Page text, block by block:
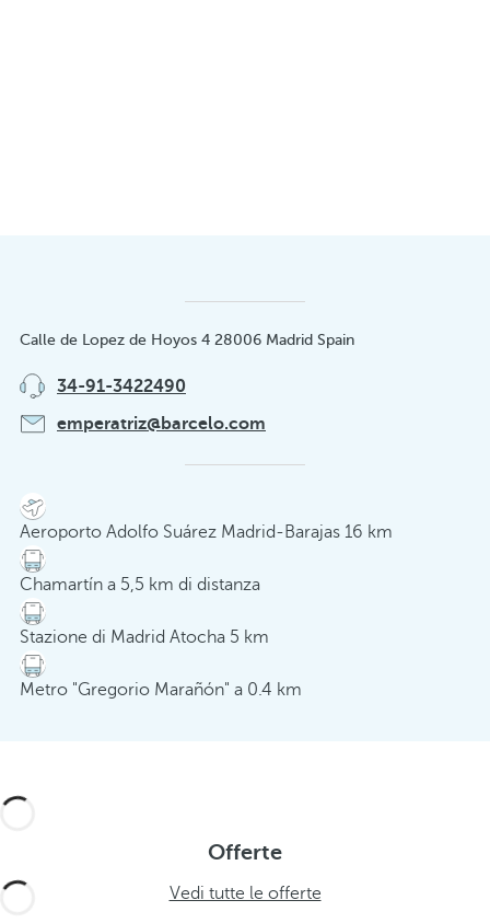
Calle de Lopez de Hoyos 4 28006 Madrid Spain
34-91-3422490
emperatriz@barcelo.com
Aeroporto Adolfo Suárez Madrid-Barajas 16 km
Chamartín a 5,5 km di distanza
Stazione di Madrid Atocha 5 km
Metro "Gregorio Marañón" a 0.4 km
Offerte
Vedi tutte le offerte